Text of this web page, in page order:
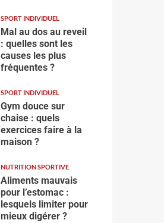
SPORT INDIVIDUEL
Mal au dos au reveil
: quelles sont les
causes les plus
fréquentes ?
SPORT INDIVIDUEL
Gym douce sur
chaise : quels
exercices faire à la
maison ?
NUTRITION SPORTIVE
Aliments mauvais
pour l’estomac :
lesquels limiter pour
mieux digérer ?